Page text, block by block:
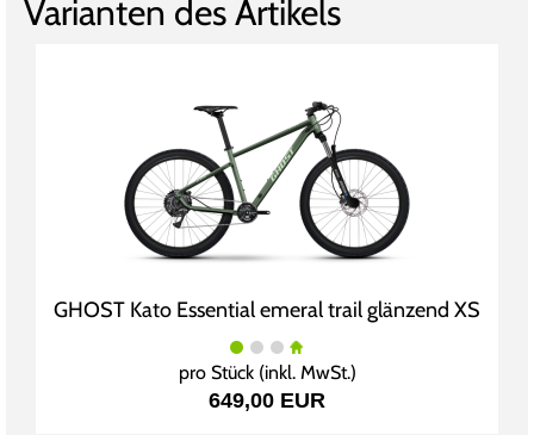
Varianten des Artikels
GHOST Kato Essential emeral trail glänzend XS
pro Stück (inkl. MwSt.)
649,00 EUR